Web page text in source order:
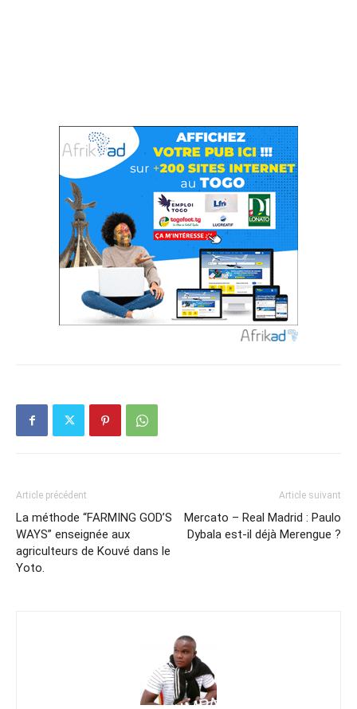
Article précédent
La méthode “FARMING GOD’S
WAYS” enseignée aux
agriculteurs de Kouvé dans le
Yoto.
Article suivant
Mercato – Real Madrid : Paulo
Dybala est-il déjà Merengue ?